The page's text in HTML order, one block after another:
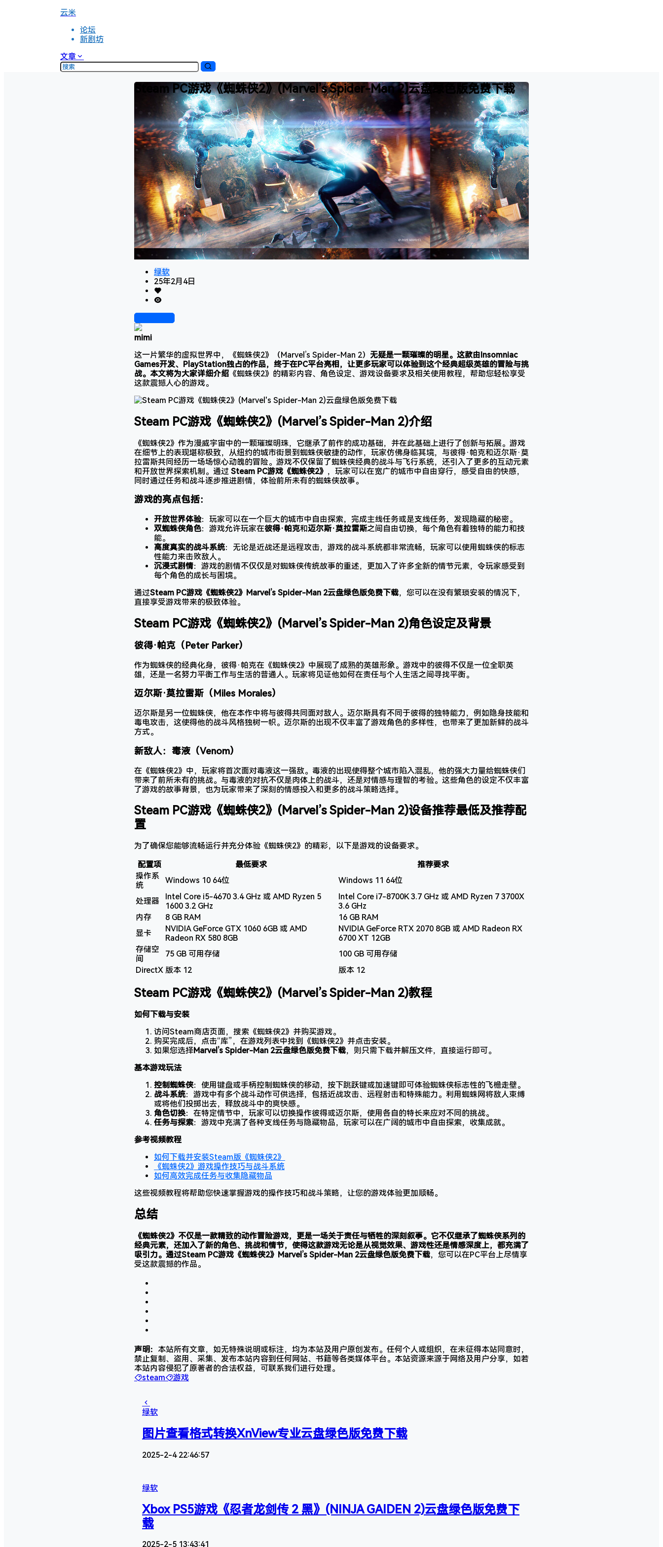
云米
论坛
新剧坊
文章
Steam PC游戏《蜘蛛侠2》(Marvel’s Spider-Man 2)云盘绿色版免费下载
绿软
25年2月4日
mimi
这一片繁华的虚拟世界中，《蜘蛛侠2》（Marvel’s Spider-Man 2） 无疑是一颗璀璨的明星。这款由Insomniac
Games开发、PlayStation独占的作品，终于在PC平台亮相，让更多玩家可以体验到这个经典超级英雄的冒险与挑
战。本文将为大家详细介绍 《蜘蛛侠2》的精彩内容、角色设定、游戏设备要求及相关使用教程，帮助您轻松享受
这款震撼人心的游戏。
Steam PC游戏《蜘蛛侠2》(Marvel’s Spider-Man 2)介绍
《蜘蛛侠2》作为漫威宇宙中的一颗璀璨明珠，它继承了前作的成功基础，并在此基础上进行了创新与拓展。游戏
在细节上的表现堪称极致，从纽约的城市街景到蜘蛛侠敏捷的动作，玩家仿佛身临其境，与彼得·帕克和迈尔斯·莫
拉雷斯共同经历一场场惊心动魄的冒险。游戏不仅保留了蜘蛛侠经典的战斗与飞行系统，还引入了更多的互动元素
和开放世界探索机制。通过 Steam PC游戏《蜘蛛侠2》 ，玩家可以在宽广的城市中自由穿行，感受自由的快感，
同时通过任务和战斗逐步推进剧情，体验前所未有的蜘蛛侠故事。
游戏的亮点包括：
开放世界体验：玩家可以在一个巨大的城市中自由探索，完成主线任务或是支线任务，发现隐藏的秘密。
双蜘蛛侠角色：游戏允许玩家在彼得·帕克和迈尔斯·莫拉雷斯之间自由切换，每个角色有着独特的能力和技
能。
高度真实的战斗系统：无论是近战还是远程攻击，游戏的战斗系统都非常流畅，玩家可以使用蜘蛛侠的标志
性能力来击败敌人。
沉浸式剧情：游戏的剧情不仅仅是对蜘蛛侠传统故事的重述，更加入了许多全新的情节元素，令玩家感受到
每个角色的成长与困境。
通过Steam PC游戏《蜘蛛侠2》Marvel’s Spider-Man 2云盘绿色版免费下载，您可以在没有繁琐安装的情况下，
直接享受游戏带来的极致体验。
Steam PC游戏《蜘蛛侠2》(Marvel’s Spider-Man 2)角色设定及背景
彼得·帕克（Peter Parker）
作为蜘蛛侠的经典化身，彼得·帕克在《蜘蛛侠2》中展现了成熟的英雄形象。游戏中的彼得不仅是一位全职英
雄，还是一名努力平衡工作与生活的普通人。玩家将见证他如何在责任与个人生活之间寻找平衡。
迈尔斯·莫拉雷斯（Miles Morales）
迈尔斯是另一位蜘蛛侠，他在本作中将与彼得共同面对敌人。迈尔斯具有不同于彼得的独特能力，例如隐身技能和
毒电攻击，这使得他的战斗风格独树一帜。迈尔斯的出现不仅丰富了游戏角色的多样性，也带来了更加新鲜的战斗
方式。
新敌人：毒液（Venom）
在《蜘蛛侠2》中，玩家将首次面对毒液这一强敌。毒液的出现使得整个城市陷入混乱，他的强大力量给蜘蛛侠们
带来了前所未有的挑战。与毒液的对抗不仅是肉体上的战斗，还是对情感与理智的考验。这些角色的设定不仅丰富
了游戏的故事背景，也为玩家带来了深刻的情感投入和更多的战斗策略选择。
Steam PC游戏《蜘蛛侠2》(Marvel’s Spider-Man 2)设备推荐最低及推荐配
置
为了确保您能够流畅运行并充分体验《蜘蛛侠2》的精彩，以下是游戏的设备要求。
配置项
最低要求
推荐要求
操作系
统
Windows 10 64位 Windows 11 64位
处理器
Intel Core i5-4670 3.4 GHz 或 AMD Ryzen 5
1600 3.2 GHz
Intel Core i7-8700K 3.7 GHz 或 AMD Ryzen 7 3700X
3.6 GHz
内存
8 GB RAM
16 GB RAM
显卡
NVIDIA GeForce GTX 1060 6GB 或 AMD
Radeon RX 580 8GB
NVIDIA GeForce RTX 2070 8GB 或 AMD Radeon RX
6700 XT 12GB
存储空
间
75 GB 可用存储
100 GB 可用存储
DirectX 版本 12 版本 12
Steam PC游戏《蜘蛛侠2》(Marvel’s Spider-Man 2)教程
如何下载与安装
访问Steam商店页面，搜索《蜘蛛侠2》并购买游戏。
购买完成后，点击“库”，在游戏列表中找到《蜘蛛侠2》并点击安装。
如果您选择Marvel’s Spider-Man 2云盘绿色版免费下载，则只需下载并解压文件，直接运行即可。
基本游戏玩法
控制蜘蛛侠：使用键盘或手柄控制蜘蛛侠的移动，按下跳跃键或加速键即可体验蜘蛛侠标志性的飞檐走壁。
战斗系统：游戏中有多个战斗动作可供选择，包括近战攻击、远程射击和特殊能力。利用蜘蛛网将敌人束缚
或将他们投掷出去，释放战斗中的爽快感。
角色切换：在特定情节中，玩家可以切换操作彼得或迈尔斯，使用各自的特长来应对不同的挑战。
任务与探索：游戏中充满了各种支线任务与隐藏物品，玩家可以在广阔的城市中自由探索，收集成就。
参考视频教程
如何下载并安装Steam版《蜘蛛侠2》
《蜘蛛侠2》游戏操作技巧与战斗系统
如何高效完成任务与收集隐藏物品
这些视频教程将帮助您快速掌握游戏的操作技巧和战斗策略，让您的游戏体验更加顺畅。
总结
《蜘蛛侠2》不仅是一款精致的动作冒险游戏，更是一场关于责任与牺牲的深刻叙事。它不仅继承了蜘蛛侠系列的
经典元素，还加入了新的角色、挑战和情节，使得这款游戏无论是从视觉效果、游戏性还是情感深度上，都充满了
吸引力。通过Steam PC游戏《蜘蛛侠2》Marvel’s Spider-Man 2云盘绿色版免费下载，您可以在PC平台上尽情享
受这款震撼的作品。
声明： 本站所有文章，如无特殊说明或标注，均为本站及用户原创发布。任何个人或组织，在未征得本站同意时，
禁止复制、盗用、采集、发布本站内容到任何网站、书籍等各类媒体平台。本站资源来源于网络及用户分享，如若
本站内容侵犯了原著者的合法权益，可联系我们进行处理。
steam
游戏
绿软
图片查看格式转换XnView专业云盘绿色版免费下载
2025-2-4 22:46:57
绿软
Xbox PS5游戏《忍者龙剑传 2 黑》(NINJA GAIDEN 2)云盘绿色版免费下
载
2025-2-5 13:43:41